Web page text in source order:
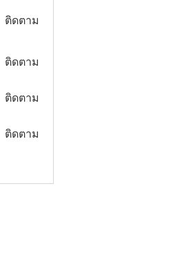
ติดตาม
ติดตาม
ติดตาม
ติดตาม